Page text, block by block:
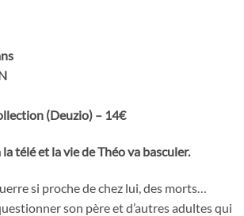
(Deuzio) – 14€
télé et la vie de Théo va basculer.
si proche de chez lui, des morts…
son père et d’autres adultes qui